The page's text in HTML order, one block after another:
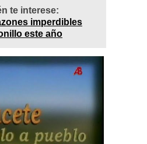
te interese:
imperdibles
este año